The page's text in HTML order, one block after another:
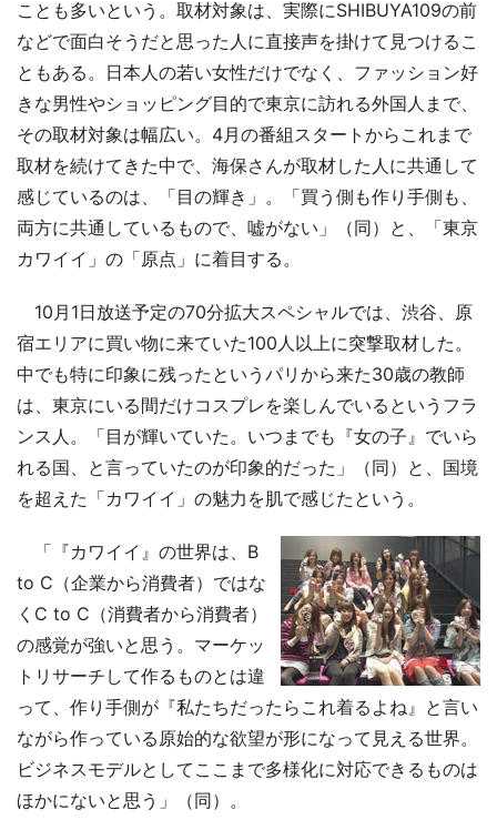
ことも多いという。取材対象は、実際にSHIBUYA109の前
などで面白そうだと思った人に直接声を掛けて見つけるこ
ともある。日本人の若い女性だけでなく、ファッション好
きな男性やショッピング目的で東京に訪れる外国人まで、
その取材対象は幅広い。4月の番組スタートからこれまで
取材を続けてきた中で、海保さんが取材した人に共通して
感じているのは、「目の輝き」。「買う側も作り手側も、
両方に共通しているもので、嘘がない」（同）と、「東京
カワイイ」の「原点」に着目する。
10月1日放送予定の70分拡大スペシャルでは、渋谷、原
宿エリアに買い物に来ていた100人以上に突撃取材した。
中でも特に印象に残ったというパリから来た30歳の教師
は、東京にいる間だけコスプレを楽しんでいるというフラ
ンス人。「目が輝いていた。いつまでも『女の子』でいら
れる国、と言っていたのが印象的だった」（同）と、国境
を超えた「カワイイ」の魅力を肌で感じたという。
「『カワイイ』の世界は、B
to C（企業から消費者）ではな
くC to C（消費者から消費者）
の感覚が強いと思う。マーケッ
トリサーチして作るものとは違
って、作り手側が『私たちだったらこれ着るよね』と言い
ながら作っている原始的な欲望が形になって見える世界。
ビジネスモデルとしてここまで多様化に対応できるものは
ほかにないと思う」（同）。